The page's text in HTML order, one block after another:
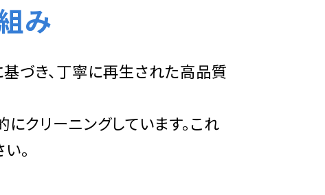
み
基づき、丁寧に再生された高品質
クリーニングしています。これ
。